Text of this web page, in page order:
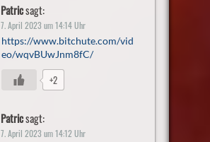
Patricsagt:
7. April 2023 um 14:14 Uhr
https://www.bitchute.com/vid
eo/wqvBUwJnm8fC/
+2
Patricsagt:
7. April 2023 um 14:12 Uhr